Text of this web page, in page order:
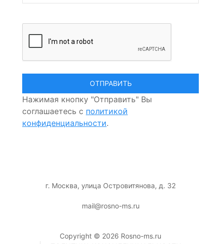
Нажимая кнопку "Отправить" Вы
соглашаетесь с политикой
конфиденциальности.
г. Москва, улица Островитянова, д. 32
mail@rosno-ms.ru
Copyright © 2026 Rosno-ms.ru